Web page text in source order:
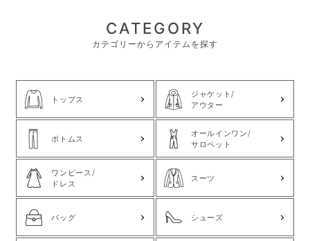
CATEGORY
カテゴリーからアイテムを探す
トップス
ジャケット/
アウター
ボトムス
オールインワン/
サロペット
ワンピース/
ドレス
スーツ
バッグ シューズ